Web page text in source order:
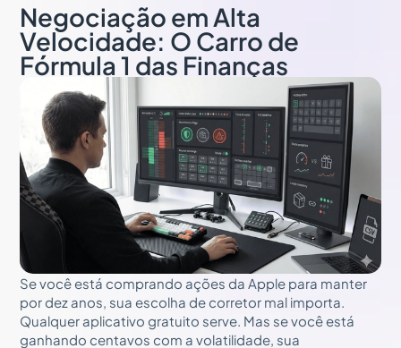
Negociação em Alta
Velocidade: O Carro de
Fórmula 1 das Finanças
Se você está comprando ações da Apple para manter
por dez anos, sua escolha de corretor mal importa.
Qualquer aplicativo gratuito serve. Mas se você está
ganhando centavos com a volatilidade, sua